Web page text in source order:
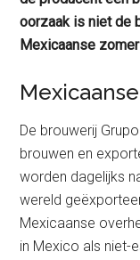
oorzaak is niet de
Mexicaanse
De brouwerij
brouwen en
worden dagelijks
wereld
Mexicaanse
in Mexico als niet-